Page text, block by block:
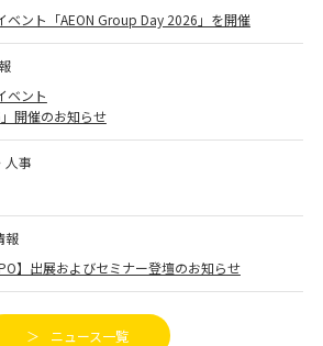
ベント「AEON Group Day 2026」を開催
ベント
開催のお知らせ
人事
報
】出展およびセミナー登壇のお知らせ
ニュース一覧